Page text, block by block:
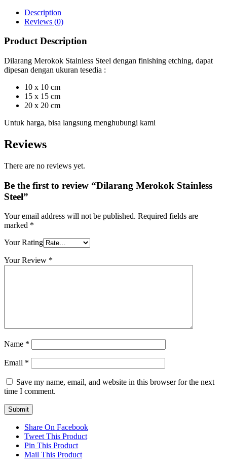
Description
Reviews (0)
Product Description
Dilarang Merokok Stainless Steel dengan finishing etching, dapat
dipesan dengan ukuran tesedia :
10 x 10 cm
15 x 15 cm
20 x 20 cm
Untuk harga, bisa langsung menghubungi kami
Reviews
There are no reviews yet.
Be the first to review “Dilarang Merokok Stainless
Steel”
Your email address will not be published. Required fields are
marked *
Your Rating
Your Review *
Name *
Email *
Save my name, email, and website in this browser for the next
time I comment.
Share On Facebook
Tweet This Product
Pin This Product
Mail This Product